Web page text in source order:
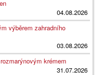
04.08.2026
výběrem zahradního
03.08.2026
krémem
31.07.2026